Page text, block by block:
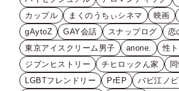
カップル
まくのうちぃシネマ 映画
gAytoZ
GAY会話 スナップログ
恋
東京アイスクリーム男子
anone.
性
ジブンヒストリー
チヒロックん家
LGBTフレンドリー
PrEP
バビ江ノ